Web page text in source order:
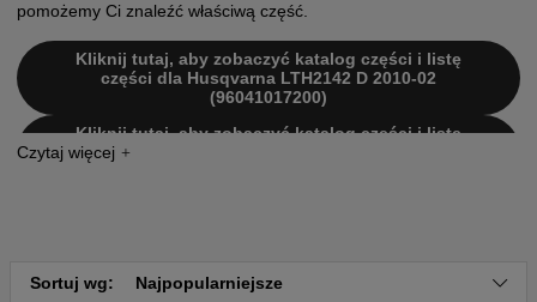
pomożemy Ci znaleźć właściwą część.
Kliknij tutaj, aby zobaczyć katalog części i listę
części dla Husqvarna LTH2142 D 2010-02
(96041017200)
Kliknij tutaj, aby zobaczyć katalog części i listę
części dla Husqvarna LTH2142 D 2010-07
Kliknij tutaj, aby zobaczyć katalog części i listę
Sortuj wg: Najpopularniejsze